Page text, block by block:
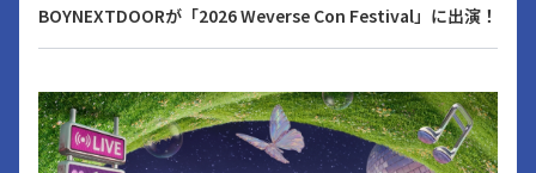
BOYNEXTDOORが「2026 Weverse Con Festival」に出演！